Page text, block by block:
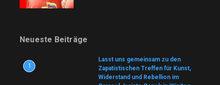
Neueste Beiträge
1
Lasst uns gemeinsam zu den
Zapatistischen Treffen für Kunst,
Widerstand und Rebellion im